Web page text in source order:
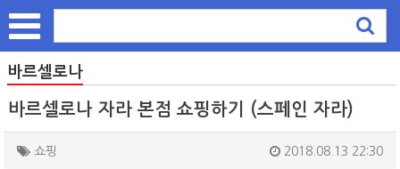
바르셀로나
바르셀로나 자라 본점 쇼핑하기 (스페인 자라)
쇼핑 2018.08.13 22:30